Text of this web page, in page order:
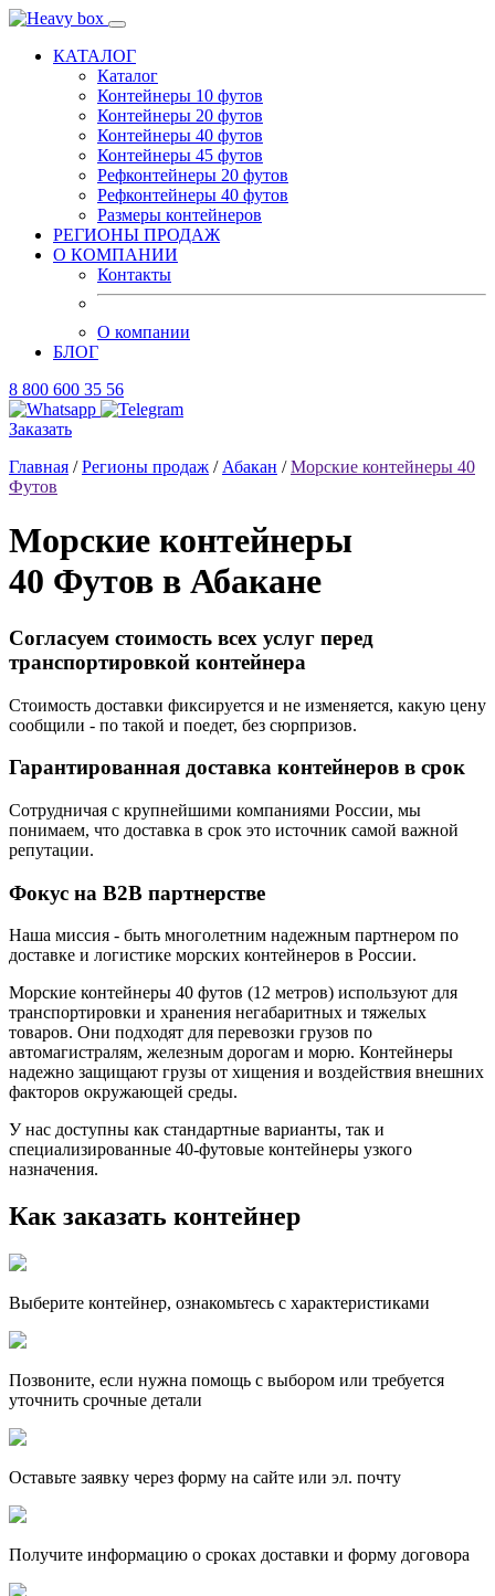
КАТАЛОГ
Каталог
Контейнеры 10 футов
Контейнеры 20 футов
Контейнеры 40 футов
Контейнеры 45 футов
Рефконтейнеры 20 футов
Рефконтейнеры 40 футов
Размеры контейнеров
РЕГИОНЫ ПРОДАЖ
О КОМПАНИИ
Контакты
О компании
БЛОГ
8 800 600 35 56
Заказать
Главная /Регионы продаж / Абакан /Морские контейнеры 40
Футов
Морские контейнеры
40 Футов в Абакане
Согласуем стоимость всех услуг перед
транспортировкой контейнера
Стоимость доставки фиксируется и не изменяется, какую цену
сообщили - по такой и поедет, без сюрпризов.
Гарантированная доставка контейнеров в срок
Сотрудничая с крупнейшими компаниями России, мы
понимаем, что доставка в срок это источник самой важной
репутации.
Фокус на B2B партнерстве
Наша миссия - быть многолетним надежным партнером по
доставке и логистике морских контейнеров в России.
Морские контейнеры 40 футов (12 метров) используют для
транспортировки и хранения негабаритных и тяжелых
товаров. Они подходят для перевозки грузов по
автомагистралям, железным дорогам и морю. Контейнеры
надежно защищают грузы от хищения и воздействия внешних
факторов окружающей среды.
У нас доступны как стандартные варианты, так и
специализированные 40-футовые контейнеры узкого
назначения.
Как заказать контейнер
Выберите контейнер, ознакомьтесь с характеристиками
Позвоните, если нужна помощь с выбором или требуется
уточнить срочные детали
Оставьте заявку через форму на сайте или эл. почту
Получите информацию о сроках доставки и форму договора